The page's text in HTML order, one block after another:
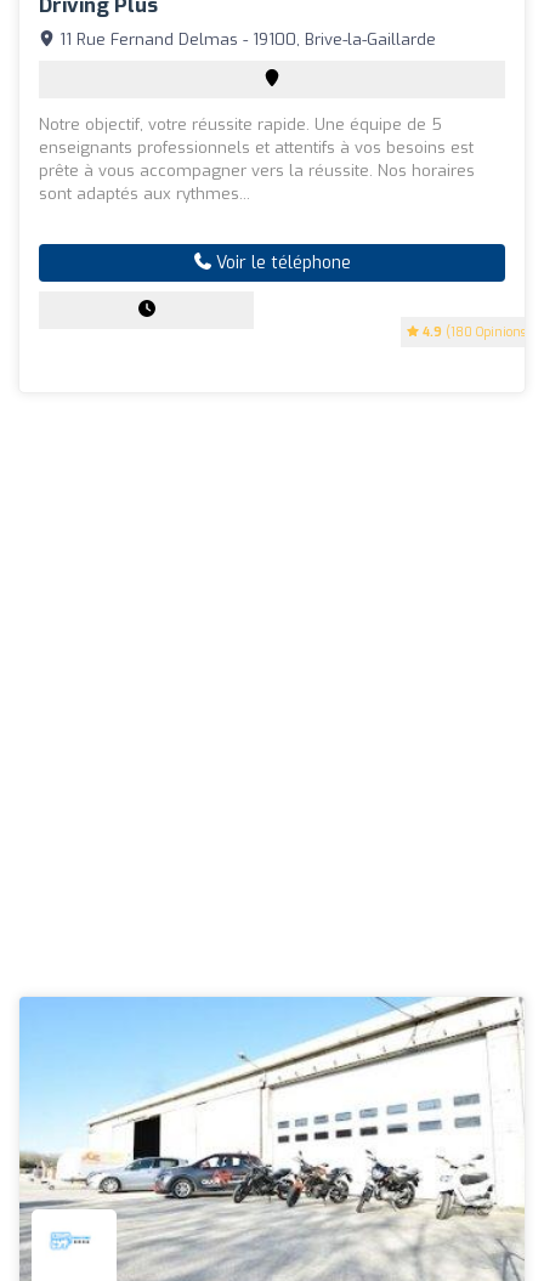
4.9 (180 Opinions)
11 Rue Fernand Delmas - 19100, Brive-la-Gaillarde
Notre objectif, votre réussite rapide. Une équipe de 5
enseignants professionnels et attentifs à vos besoins est
prête à vous accompagner vers la réussite. Nos horaires
sont adaptés aux rythmes...
Voir le téléphone